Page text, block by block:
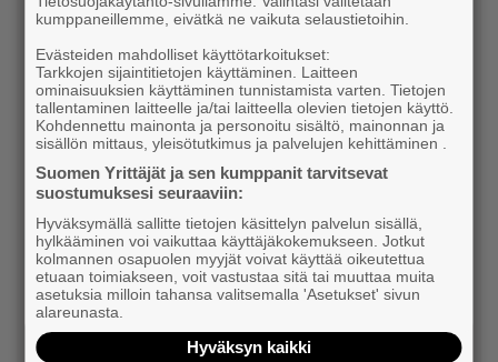
kumppaneillemme, eivätkä ne vaikuta selaustietoihin.
Evästeiden mahdolliset käyttötarkoitukset:
Tarkkojen sijaintitietojen käyttäminen. Laitteen
ominaisuuksien käyttäminen tunnistamista varten. Tietojen
tallentaminen laitteelle ja/tai laitteella olevien tietojen käyttö.
Kohdennettu mainonta ja personoitu sisältö, mainonnan ja
sisällön mittaus, yleisötutkimus ja palvelujen kehittäminen .
Suomen Yrittäjät ja sen kumppanit tarvitsevat
suostumuksesi seuraaviin:
Hyväksymällä sallitte tietojen käsittelyn palvelun sisällä,
hylkääminen voi vaikuttaa käyttäjäkokemukseen. Jotkut
kolmannen osapuolen myyjät voivat käyttää oikeutettua
etuaan toimiakseen, voit vastustaa sitä tai muuttaa muita
asetuksia milloin tahansa valitsemalla 'Asetukset' sivun
alareunasta.
Hyväksyn kaikki